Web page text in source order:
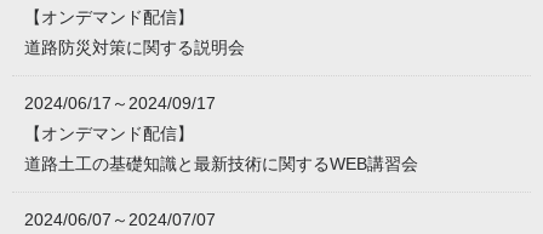
【オンデマンド配信】
道路防災対策に関する説明会
2024/06/17～2024/09/17
【オンデマンド配信】
道路土工の基礎知識と最新技術に関するWEB講習会
2024/06/07～2024/07/07